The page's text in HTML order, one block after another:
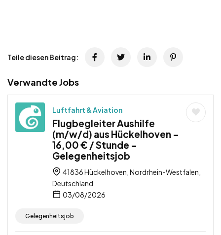
Teile diesen Beitrag:
Verwandte Jobs
Luftfahrt & Aviation
Flugbegleiter Aushilfe
(m/w/d) aus Hückelhoven –
16,00 € / Stunde –
Gelegenheitsjob
41836 Hückelhoven, Nordrhein-Westfalen,
Deutschland
03/08/2026
Gelegenheitsjob